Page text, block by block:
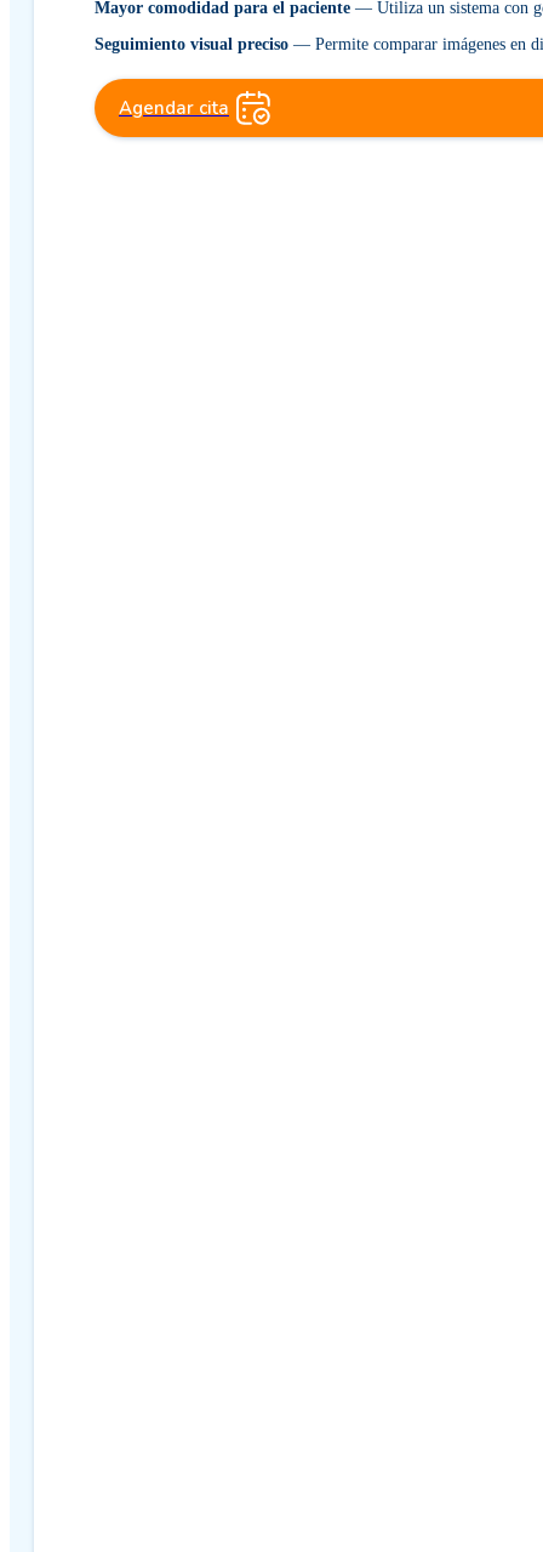
Mayor comodidad para el paciente — Utiliza un sistema con
Seguimiento visual preciso — Permite comparar imágenes en
Agendar cita